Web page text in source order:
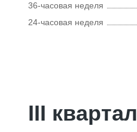
36-часовая неделя
24-часовая неделя
III квартал